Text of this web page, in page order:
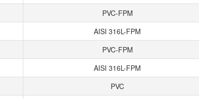
PVC-FPM
AISI 316L-FPM
PVC-FPM
AISI 316L-FPM
PVC